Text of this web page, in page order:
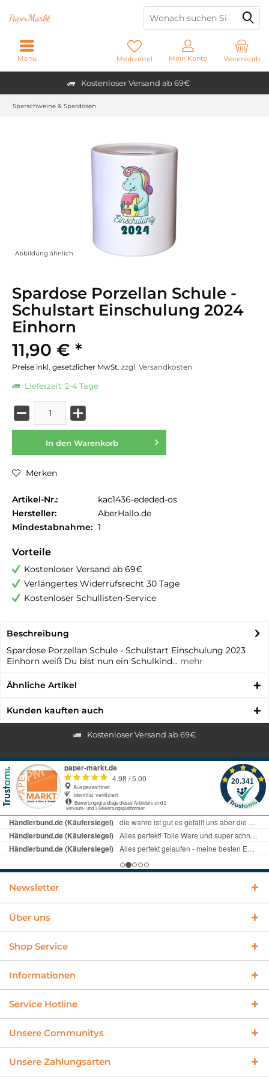
Kostenloser Versand ab 69€
PaperMarkt
Warenkorb
Merkzettel Mein Konto
Menü
Sparschweine & Spardosen
Abbildung ähnlich
Spardose Porzellan Schule -
Schulstart Einschulung 2024
Einhorn
11,90 € *
Preise inkl. gesetzlicher MwSt. zzgl. Versandkosten
Lieferzeit: 2-4 Tage
In den Warenkorb
Merken
Artikel-Nr.:
kac1436-ededed-os
Hersteller:
AberHallo.de
Mindestabnahme: 1
Vorteile
Kostenloser Versand ab 69€
Verlängertes Widerrufsrecht 30 Tage
Kostenloser Schullisten-Service
Beschreibung
Spardose Porzellan Schule - Schulstart Einschulung 2023
Einhorn weiß Du bist nun ein Schulkind... mehr
Ähnliche Artikel
Kunden kauften auch
Kostenloser Versand ab 69€
Newsletter
Über uns
Shop Service
Informationen
Service Hotline
Unsere Communitys
Unsere Zahlungsarten